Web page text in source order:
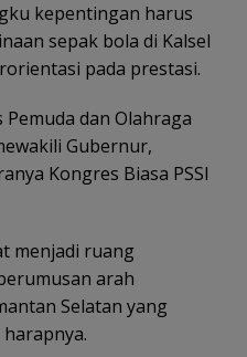
kepentingan harus
sepak bola di Kalsel
pada prestasi.
dan Olahraga
Gubernur,
Kongres Biasa PSSI
menjadi ruang
arah
Selatan yang